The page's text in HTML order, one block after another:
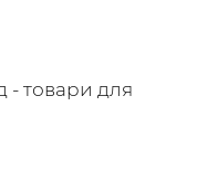
- товари для